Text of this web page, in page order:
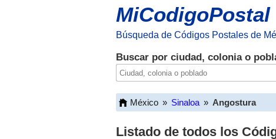
MiCodigoPostal
Búsqueda de Códigos Postales de
Buscar por ciudad, colonia o
México » Sinaloa » Angostura
Listado de todos los